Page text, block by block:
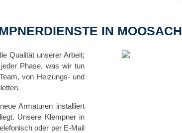
IN MOOSACH
Qualität unserer Arbeit;
Phase, was wir tun
von Heizungs- und
Armaturen installiert
Unsere Klempner in
oder per E-Mail